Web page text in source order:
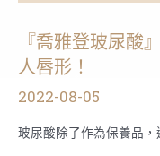
『喬雅登玻尿酸
人唇形！
2022-08-05
玻尿酸除了作為保養品，